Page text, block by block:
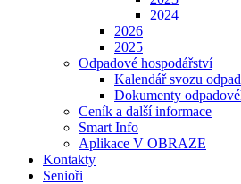
2024
2026
2025
Odpadové hospodářství
Kalendář svozu
Dokumenty
Ceník a další informace
Smart Info
Aplikace V OBRAZE
Kontakty
Senioři